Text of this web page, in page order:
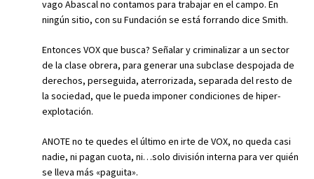
vago Abascal no contamos para trabajar en el campo. En
ningún sitio, con su Fundación se está forrando dice Smith.
Entonces VOX que busca? Señalar y criminalizar a un sector
de la clase obrera, para generar una subclase despojada de
derechos, perseguida, aterrorizada, separada del resto de
la sociedad, que le pueda imponer condiciones de hiper-
explotación.
ANOTE no te quedes el último en irte de VOX, no queda casi
nadie, ni pagan cuota, ni…solo división interna para ver quién
se lleva más «paguita».